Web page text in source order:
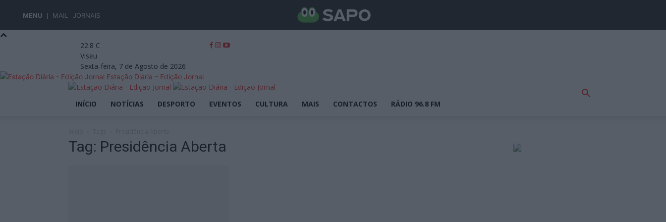
MENU MAIL JORNAIS
22.8 C
Viseu
Sexta-feira, 7 de Agosto de 2026
Estação Diária – Edição Jornal
INÍCIO NOTÍCIAS DESPORTO EVENTOS CULTURA MAIS CONTACTOS RÁDIO 96.8 FM
Tag: Presidência Aberta